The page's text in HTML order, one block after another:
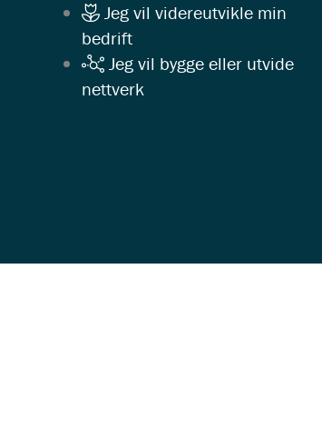
Jeg vil videreutvikle min
bedrift
Jeg vil bygge eller utvide
nettverk